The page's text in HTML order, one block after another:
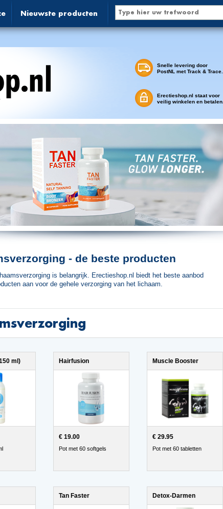
Nieuwste producten
Snelle levering door
PostNL met Track & Trace.
Erectieshop.nl staat voor
veilig winkelen en betalen.
- de beste producten
is belangrijk. Erectieshop.nl biedt het beste aanbod
aan voor de gehele verzorging van het lichaam.
ml) Hairfusion
€ 19.00
Pot met 60 softgels
Muscle Booster
€ 29.95
Pot met 60 tabletten
Tan Faster Detox-Darmen